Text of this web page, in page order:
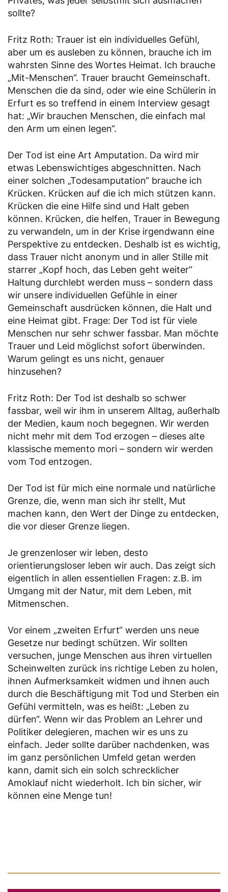
sollte?
Fritz Roth: Trauer ist ein individuelles Gefühl,
aber um es ausleben zu können, brauche ich im
wahrsten Sinne des Wortes Heimat. Ich brauche
„Mit-Menschen“. Trauer braucht Gemeinschaft.
Menschen die da sind, oder wie eine Schülerin in
Erfurt es so treffend in einem Interview gesagt
hat: „Wir brauchen Menschen, die einfach mal
den Arm um einen legen“.
Der Tod ist eine Art Amputation. Da wird mir
etwas Lebenswichtiges abgeschnitten. Nach
einer solchen „Todesamputation“ brauche ich
Krücken. Krücken auf die ich mich stützen kann.
Krücken die eine Hilfe sind und Halt geben
können. Krücken, die helfen, Trauer in Bewegung
zu verwandeln, um in der Krise irgendwann eine
Perspektive zu entdecken. Deshalb ist es wichtig,
dass Trauer nicht anonym und in aller Stille mit
starrer „Kopf hoch, das Leben geht weiter“
Haltung durchlebt werden muss – sondern dass
wir unsere individuellen Gefühle in einer
Gemeinschaft ausdrücken können, die Halt und
eine Heimat gibt. Frage: Der Tod ist für viele
Menschen nur sehr schwer fassbar. Man möchte
Trauer und Leid möglichst sofort überwinden.
Warum gelingt es uns nicht, genauer
hinzusehen?
Fritz Roth: Der Tod ist deshalb so schwer
fassbar, weil wir ihm in unserem Alltag, außerhalb
der Medien, kaum noch begegnen. Wir werden
nicht mehr mit dem Tod erzogen – dieses alte
klassische memento mori – sondern wir werden
vom Tod entzogen.
Der Tod ist für mich eine normale und natürliche
Grenze, die, wenn man sich ihr stellt, Mut
machen kann, den Wert der Dinge zu entdecken,
die vor dieser Grenze liegen.
Je grenzenloser wir leben, desto
orientierungsloser leben wir auch. Das zeigt sich
eigentlich in allen essentiellen Fragen: z.B. im
Umgang mit der Natur, mit dem Leben, mit
Mitmenschen.
Vor einem „zweiten Erfurt“ werden uns neue
Gesetze nur bedingt schützen. Wir sollten
versuchen, junge Menschen aus ihren virtuellen
Scheinwelten zurück ins richtige Leben zu holen,
ihnen Aufmerksamkeit widmen und ihnen auch
durch die Beschäftigung mit Tod und Sterben ein
Gefühl vermitteln, was es heißt: „Leben zu
dürfen“. Wenn wir das Problem an Lehrer und
Politiker delegieren, machen wir es uns zu
einfach. Jeder sollte darüber nachdenken, was
im ganz persönlichen Umfeld getan werden
kann, damit sich ein solch schrecklicher
Amoklauf nicht wiederholt. Ich bin sicher, wir
können eine Menge tun!